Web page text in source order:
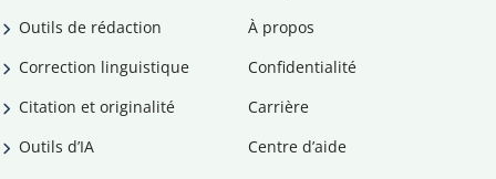
Outils de rédaction
Correction linguistique
Citation et originalité
Outils d’IA
À propos
Confidentialité
Carrière
Centre d’aide